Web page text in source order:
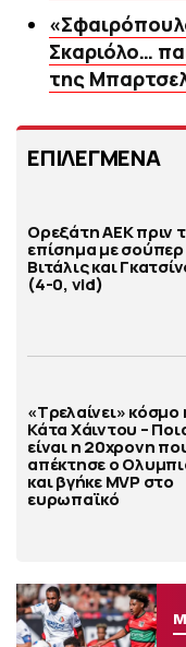
Σκαριόλο…
της
ΕΠΙΛΕΓΜΕΝΑ
Ορεξάτη ΑΕΚ πριν
επίσημα με σούπερ
Βιτάλις και
(4-0, vid)
«Τρελαίνει» κόσμο
Κάτα Χάιντου –
είναι η 20χρονη
απέκτησε ο
και βγήκε MVP στο
ευρωπαϊκό